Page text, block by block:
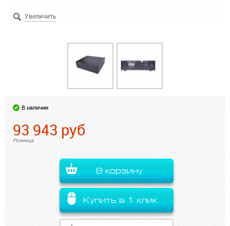
В наличии
93 943 руб
Розница
В корзину
Купить в 1 клик